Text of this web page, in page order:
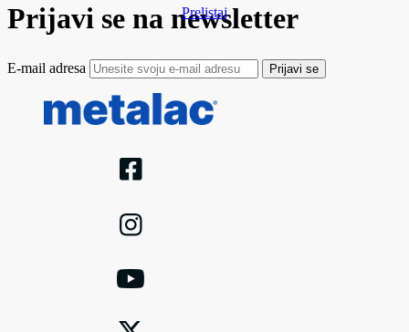
Prelistaj
Prijavi se na newsletter
E-mail adresa Prijavi se